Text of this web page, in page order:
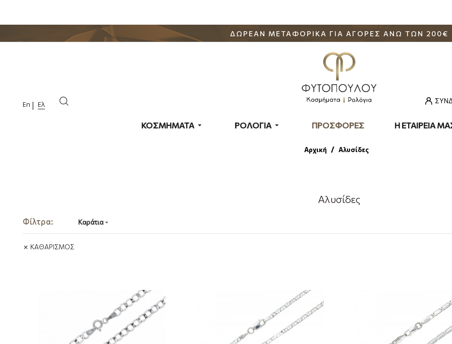
ΔΩΡΕΑΝ ΜΕΤΑΦΟΡΙΚΑ ΓΙΑ ΑΓΟΡΕΣ ΑΝΩ ΤΩΝ 200€
En Ελ
ΚΟΣΜΗΜΑΤΑ ΡΟΛΟΓΙΑ ΠΡΟΣΦΟΡΕΣ Η ΕΤΑΙΡΕΙΑ
Αρχική Αλυσίδες
Αλυσίδες
Φίλτρα:
ΚΑΘΑΡΙΣΜΟΣ
Καράτια